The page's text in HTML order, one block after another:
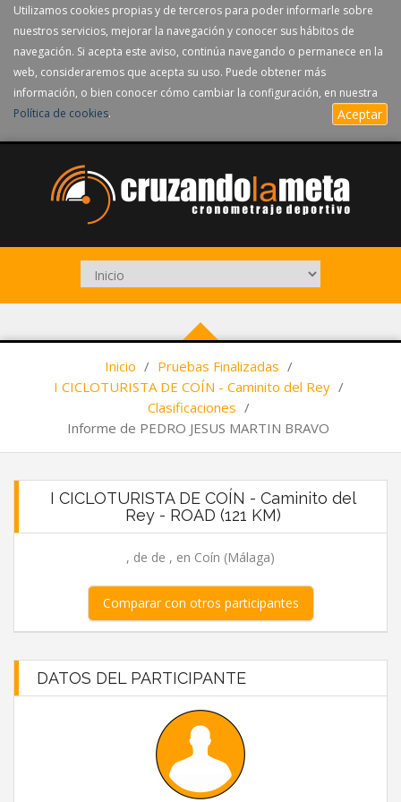
Utilizamos cookies propias y de terceros para poder informarle sobre
nuestros servicios, mejorar la navegación y conocer sus hábitos de
navegación. Si acepta este aviso, continúa navegando o permanece en la
web, consideraremos que acepta su uso. Puede obtener más
información, o bien conocer cómo cambiar la configuración, en nuestra
Política de cookies. Aceptar
Inicio / Pruebas Finalizadas /
I CICLOTURISTA DE COÍN - Caminito del Rey /
Clasificaciones /
Informe de PEDRO JESUS MARTIN BRAVO
I CICLOTURISTA DE COÍN - Caminito del
Rey - ROAD (121 KM)
, de de , en Coín (Málaga)
Comparar con otros participantes
DATOS DEL PARTICIPANTE